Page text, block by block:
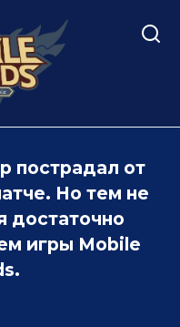
пострадал от
Но тем не
достаточно
игры Mobile